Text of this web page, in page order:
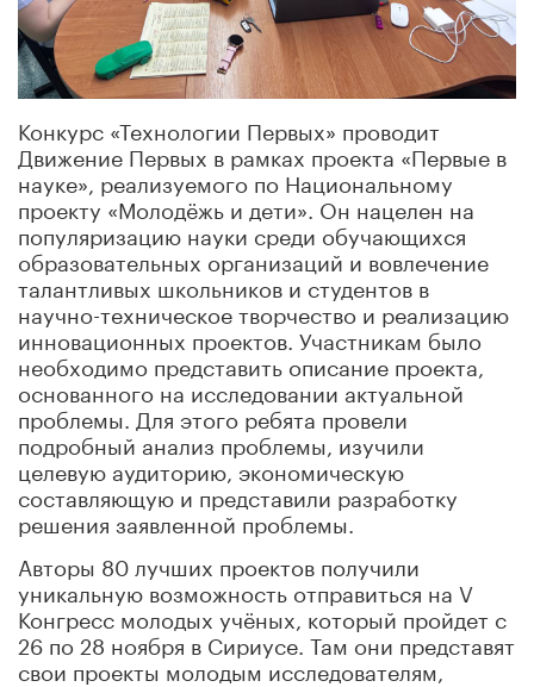
Конкурс «Технологии Первых» проводит
Движение Первых в рамках проекта «Первые в
науке», реализуемого по Национальному
проекту «Молодёжь и дети». Он нацелен на
популяризацию науки среди обучающихся
образовательных организаций и вовлечение
талантливых школьников и студентов в
научно-техническое творчество и реализацию
инновационных проектов. Участникам было
необходимо представить описание проекта,
основанного на исследовании актуальной
проблемы. Для этого ребята провели
подробный анализ проблемы, изучили
целевую аудиторию, экономическую
составляющую и представили разработку
решения заявленной проблемы.
Авторы 80 лучших проектов получили
уникальную возможность отправиться на V
Конгресс молодых учёных, который пройдет с
26 по 28 ноября в Сириусе. Там они представят
свои проекты молодым исследователям,